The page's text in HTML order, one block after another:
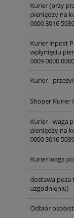
Kurier (przy
pieniędzy na
0000 3016
Kurier inpost
wpłynięciu
0009 0000
Kurier -
Shoper Kurier
Kurier - waga
pieniędzy na
0000 3016
Kurier waga
dostawa poza
uzgodnieniu)
Odbiór